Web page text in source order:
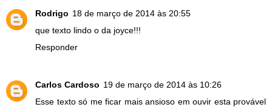
Rodrigo 18 de março de 2014 às 20:55
que texto lindo o da joyce!!!
Responder
Carlos Cardoso 19 de março de 2014 às 10:26
Esse texto só me ficar mais ansioso em ouvir esta provável